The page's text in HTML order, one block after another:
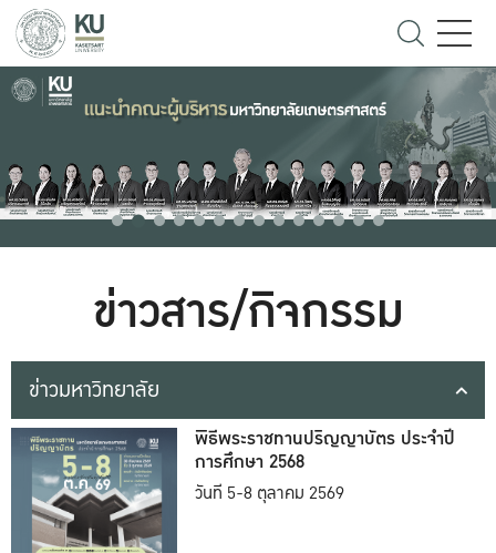
ข่าวสาร/กิจกรรม
ข่าวมหาวิทยาลัย
พิธีพระราชทานปริญญาบัตร ประจำปี
การศึกษา 2568
วันที่ 5-8 ตุลาคม 2569